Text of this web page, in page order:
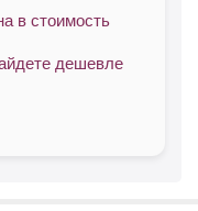
в стоимость
дешевле